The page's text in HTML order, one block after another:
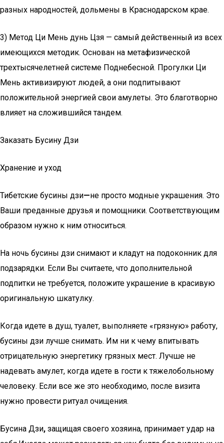
разных народностей, дольмены в Краснодарском крае.
3) Метод Ци Мень дунь Цзя — самый действенный из всех
имеющихся методик. Основан на метафизической
трехтысячелетней системе Поднебесной. Прогулки Ци
Мень активизируют людей, а они подпитывают
положительной энергией свои амулеты. Это благотворно
влияет на сложившийся тандем.
Заказать Бусину Дзи
Хранение и уход
Тибетские бусины дзи—не просто модные украшения. Это
Ваши преданные друзья и помощники. Соответствующим
образом нужно к ним относиться.
На ночь бусины дзи снимают и кладут на подоконник для
подзарядки. Если Вы считаете, что дополнительной
подпитки не требуется, положите украшение в красивую
оригинальную шкатулку.
Когда идете в душ, туалет, выполняете «грязную» работу,
бусины дзи лучше снимать. Им ни к чему впитывать
отрицательную энергетику грязных мест. Лучше не
надевать амулет, когда идете в гости к тяжелобольному
человеку. Если все же это необходимо, после визита
нужно провести ритуал очищения.
Бусина Дзи, защищая своего хозяина, принимает удар на